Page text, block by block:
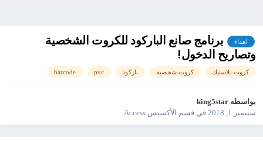
اهداء
برنامج صانع الباركود للكروت الشخصية
وتصاريح الدخول!
كروت بلاستيك كروت شخصية باركود pvc
barcode
بواسطه king5star
سبتمبر 1, 2018
في قسم الأكسيس Access